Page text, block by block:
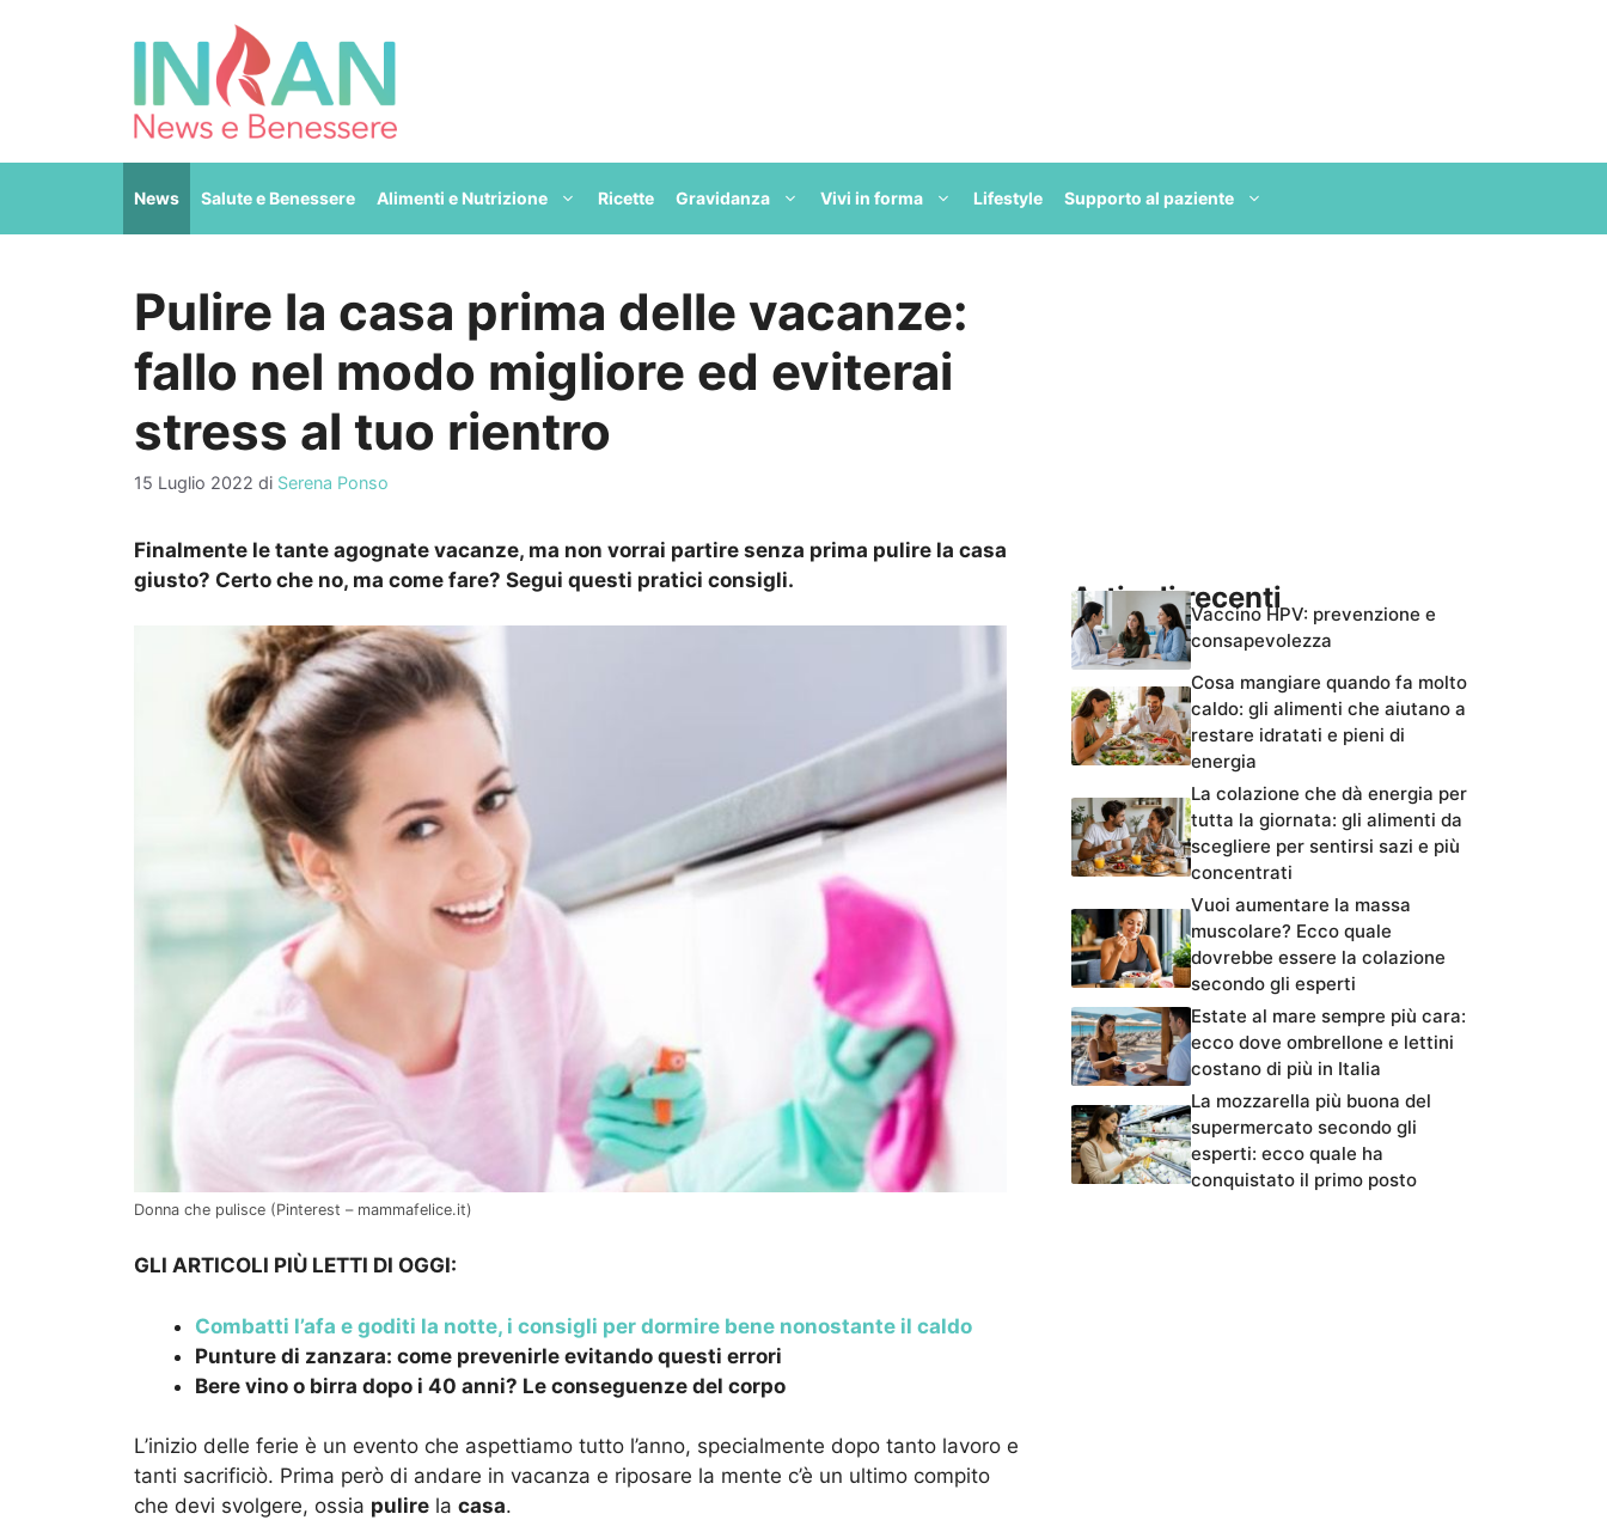
News Salute e Benessere Alimenti e Nutrizione Ricette Gravidanza Vivi in forma Lifestyle Supporto al paziente
Pulire la casa prima delle vacanze:
fallo nel modo migliore ed eviterai
stress al tuo rientro
15 Luglio 2022 di Serena Ponso
Finalmente le tante agognate vacanze, ma non vorrai partire senza prima pulire la casa
giusto? Certo che no, ma come fare? Segui questi pratici consigli.
Donna che pulisce (Pinterest – mammafelice.it)
GLI ARTICOLI PIÙ LETTI DI OGGI:
Combatti l’afa e goditi la notte, i consigli per dormire bene nonostante il caldo
Punture di zanzara: come prevenirle evitando questi errori
Bere vino o birra dopo i 40 anni? Le conseguenze del corpo
L’inizio delle ferie è un evento che aspettiamo tutto l’anno, specialmente dopo tanto lavoro e
tanti sacrificiò. Prima però di andare in vacanza e riposare la mente c’è un ultimo compito
che devi svolgere, ossia pulire la casa.
Articoli recentiVaccino HPV: prevenzione e
consapevolezza
Cosa mangiare quando fa molto
caldo: gli alimenti che aiutano a
restare idratati e pieni di
energia
La colazione che dà energia per
tutta la giornata: gli alimenti da
scegliere per sentirsi sazi e più
concentrati
Vuoi aumentare la massa
muscolare? Ecco quale
dovrebbe essere la colazione
secondo gli esperti
Estate al mare sempre più cara:
ecco dove ombrellone e lettini
costano di più in Italia
La mozzarella più buona del
supermercato secondo gli
esperti: ecco quale ha
conquistato il primo posto